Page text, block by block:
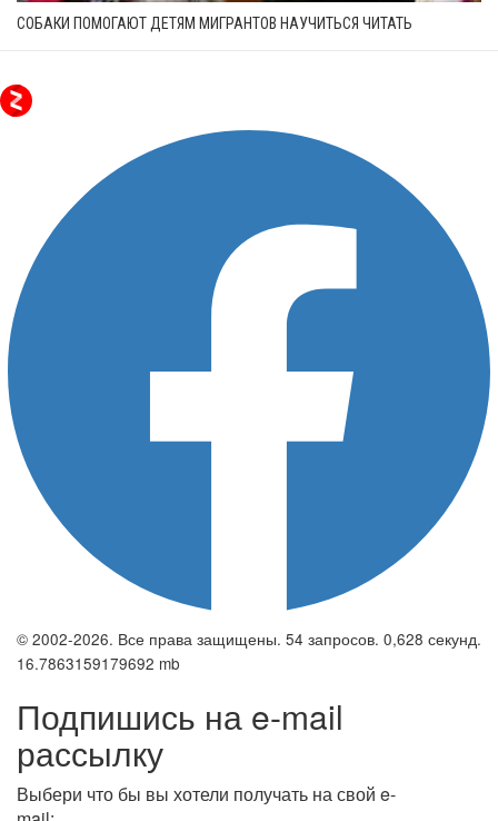
СОБАКИ ПОМОГАЮТ ДЕТЯМ МИГРАНТОВ НАУЧИТЬСЯ ЧИТАТЬ
© 2002-2026. Все права защищены. 54 запросов. 0,628 секунд.
16.7863159179692 mb
Подпишись на e-mail
рассылку
Выбери что бы вы хотели получать на свой e-